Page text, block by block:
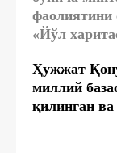
фаолиятини
«Йўл
Ҳужжат
миллий
қилинган ва